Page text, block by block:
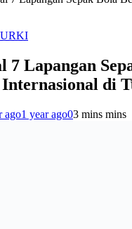
7 Lapangan
di
ago1 year ago03 mins mins